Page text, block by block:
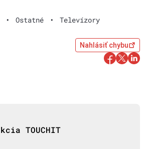
• Ostatné • Televízory
Nahlásiť chybu
TOUCHIT